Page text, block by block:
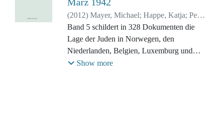
(2012) Mayer, Michael; Happe, Katja; Peers,
Maja
Band 5 schildert in 328 Dokumenten die
Lage der Juden in Norwegen, den
Niederlanden, Belgien, Luxemburg und
Frankreich vom Frühjahr 1940 bis zum
Show more